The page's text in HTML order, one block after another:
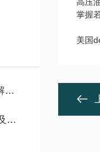
掌握
美国